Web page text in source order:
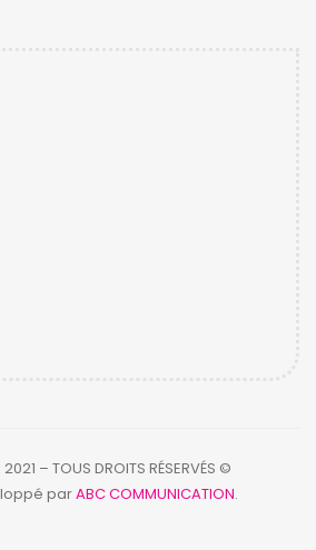
2021 – TOUS DROITS RÉSERVÉS ©
parABC COMMUNICATION.